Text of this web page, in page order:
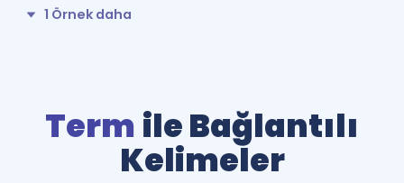
1 Örnek daha
Term ile Bağlantılı
Kelimeler